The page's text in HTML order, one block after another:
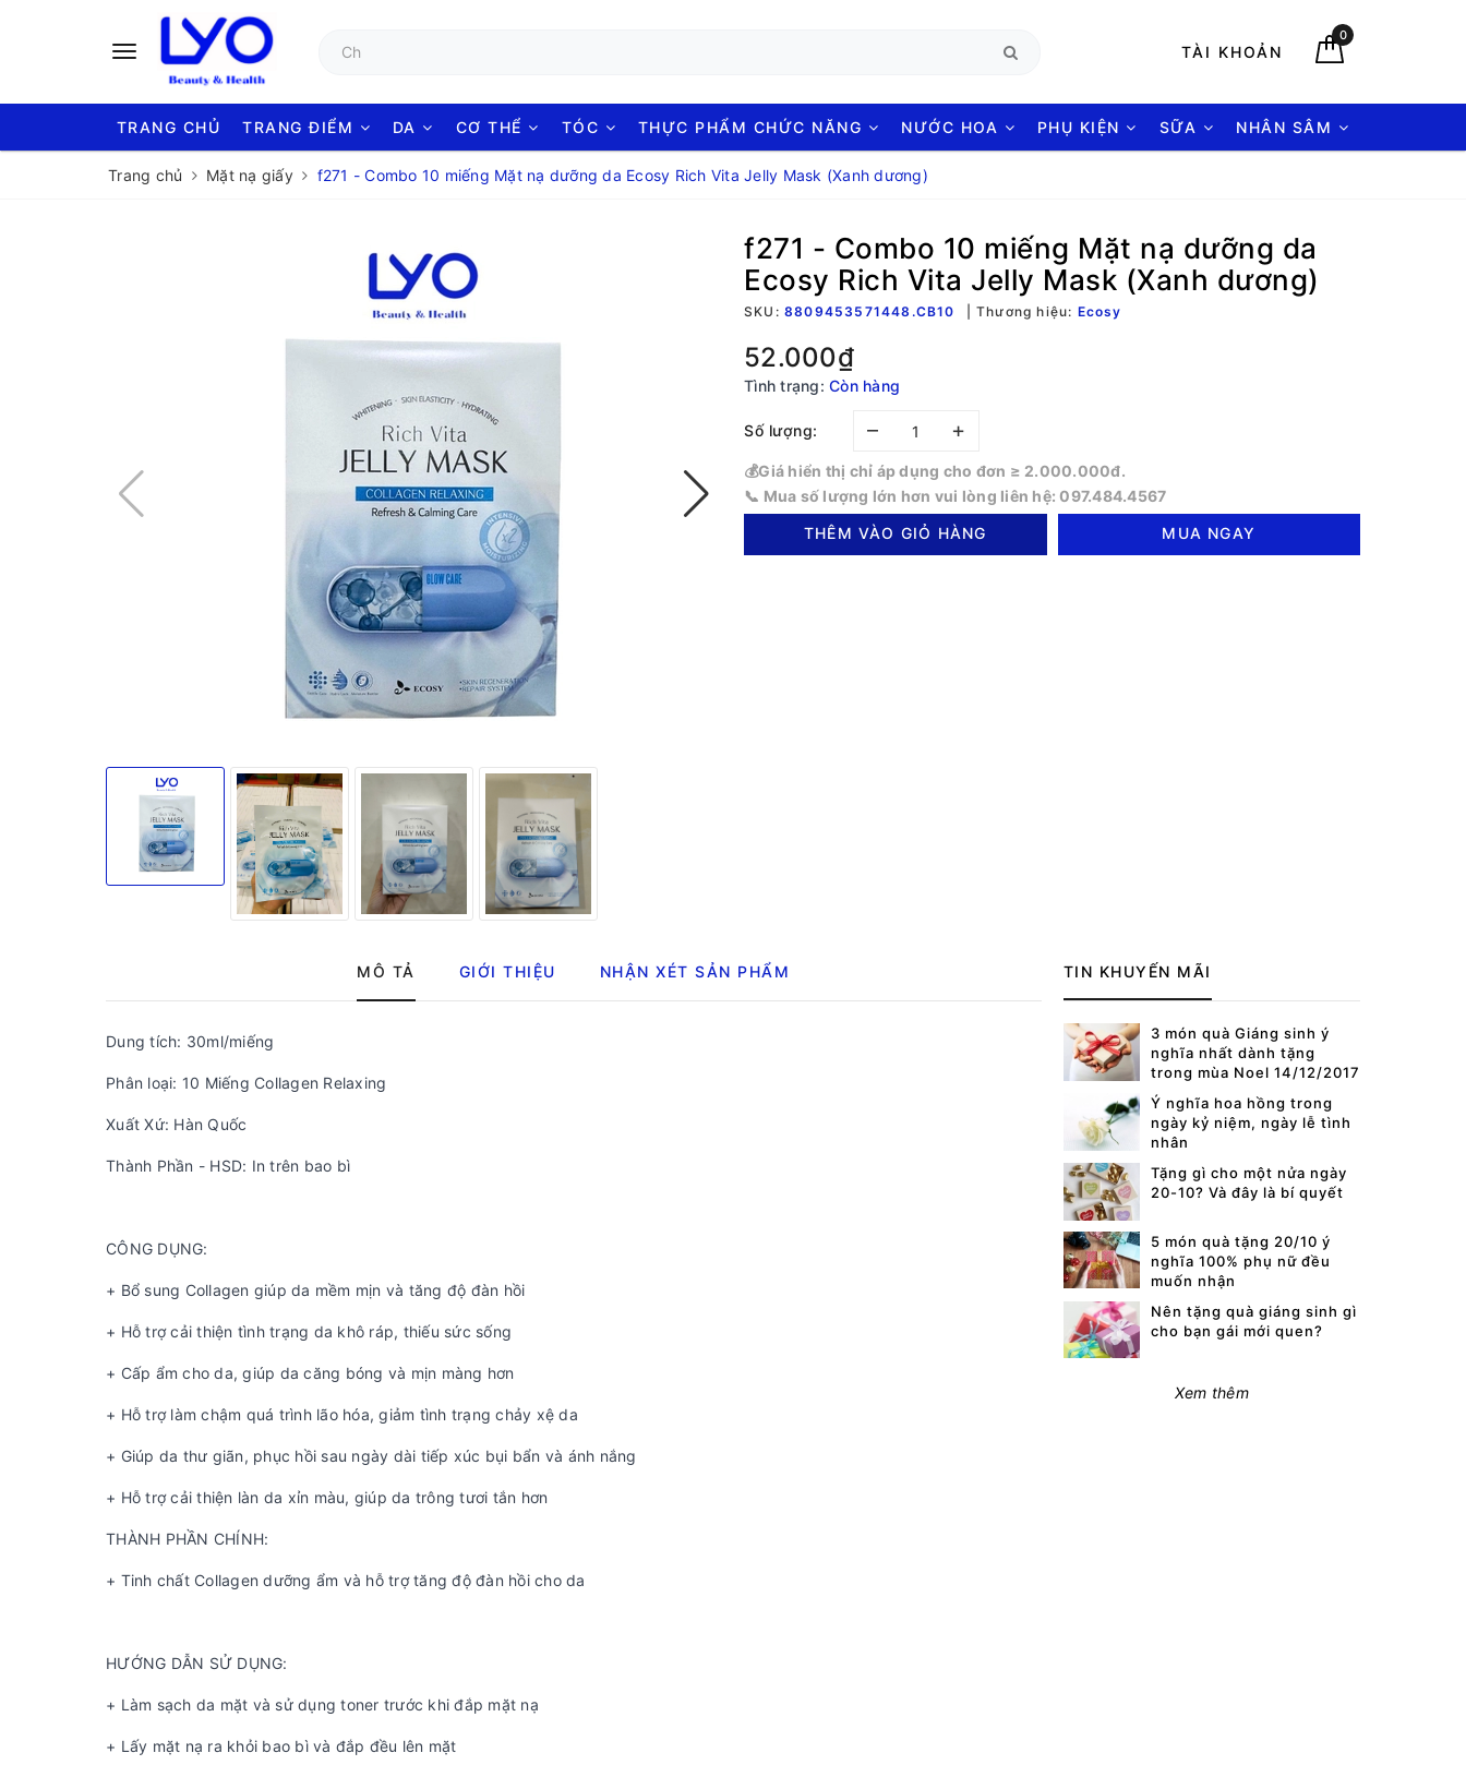
TÀI KHOẢN
0
TRANG CHỦ TRANG ĐIỂM DA CƠ THỂ TÓC THỰC PHẨM CHỨC NĂNG NƯỚC HOA PHỤ KIỆN SỮA NHÂN SÂM
Trang chủ Mặt nạ giấy f271 - Combo 10 miếng Mặt nạ dưỡng da Ecosy Rich Vita Jelly Mask (Xanh dương)
f271 - Combo 10 miếng Mặt nạ dưỡng da
Ecosy Rich Vita Jelly Mask (Xanh dương)
SKU: 8809453571448.CB10 Thương hiệu: Ecosy
52.000₫
Tình trạng: Còn hàng
Số lượng: – +
💰Giá hiển thị chỉ áp dụng cho đơn ≥ 2.000.000đ.
📞 Mua số lượng lớn hơn vui lòng liên hệ: 097.484.4567
THÊM VÀO GIỎ HÀNG
MUA NGAY
MÔ TẢ GIỚI THIỆU NHẬN XÉT SẢN PHẨM
Dung tích: 30ml/miếng
Phân loại: 10 Miếng Collagen Relaxing
Xuất Xứ: Hàn Quốc
Thành Phần - HSD: In trên bao bì
CÔNG DỤNG:
+ Bổ sung Collagen giúp da mềm mịn và tăng độ đàn hồi
+ Hỗ trợ cải thiện tình trạng da khô ráp, thiếu sức sống
+ Cấp ẩm cho da, giúp da căng bóng và mịn màng hơn
+ Hỗ trợ làm chậm quá trình lão hóa, giảm tình trạng chảy xệ da
+ Giúp da thư giãn, phục hồi sau ngày dài tiếp xúc bụi bẩn và ánh nắng
+ Hỗ trợ cải thiện làn da xỉn màu, giúp da trông tươi tắn hơn
THÀNH PHẦN CHÍNH:
+ Tinh chất Collagen dưỡng ẩm và hỗ trợ tăng độ đàn hồi cho da
HƯỚNG DẪN SỬ DỤNG:
+ Làm sạch da mặt và sử dụng toner trước khi đắp mặt nạ
+ Lấy mặt nạ ra khỏi bao bì và đắp đều lên mặt
TIN KHUYẾN MÃI
3 món quà Giáng sinh ý
nghĩa nhất dành tặng
trong mùa Noel 14/12/2017
Ý nghĩa hoa hồng trong
ngày kỷ niệm, ngày lễ tình
nhân
Tặng gì cho một nửa ngày
20-10? Và đây là bí quyết
5 món quà tặng 20/10 ý
nghĩa 100% phụ nữ đều
muốn nhận
Nên tặng quà giáng sinh gì
cho bạn gái mới quen?
Xem thêm